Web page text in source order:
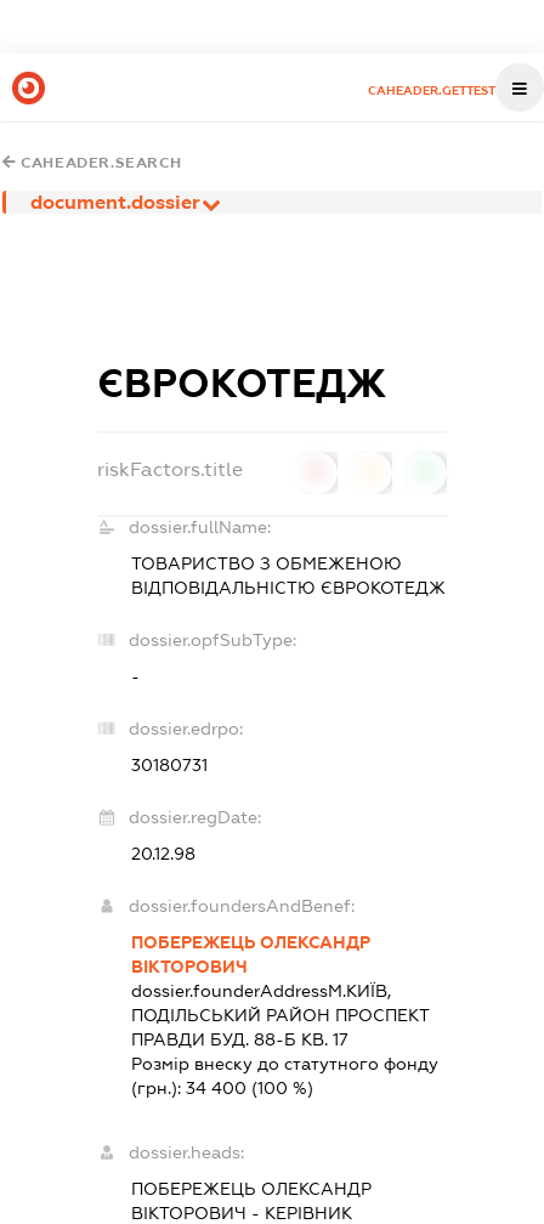
CAHEADER.GETTEST
CAHEADER.SEARCH
document.dossier
ЄВРОКОТЕДЖ
riskFactors.title
dossier.fullName:
ТОВАРИСТВО З ОБМЕЖЕНОЮ
ВІДПОВІДАЛЬНІСТЮ ЄВРОКОТЕДЖ
dossier.opfSubType:
-
dossier.edrpo:
30180731
dossier.regDate:
20.12.98
dossier.foundersAndBenef:
ПОБЕРЕЖЕЦЬ ОЛЕКСАНДР
ВІКТОРОВИЧ
dossier.founderAddressМ.КИЇВ,
ПОДІЛЬСЬКИЙ РАЙОН ПРОСПЕКТ
ПРАВДИ БУД. 88-Б КВ. 17
Розмір внеску до статутного фонду
(грн.):34 400 (100 %)
dossier.heads:
ПОБЕРЕЖЕЦЬ ОЛЕКСАНДР
ВІКТОРОВИЧ - КЕРІВНИК